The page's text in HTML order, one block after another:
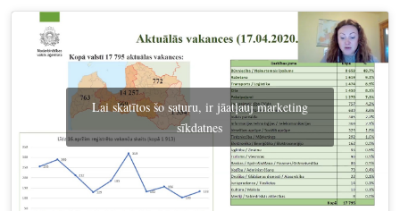
Lai skatītos šo saturu, ir jāatļauj marketing
sīkdatnes